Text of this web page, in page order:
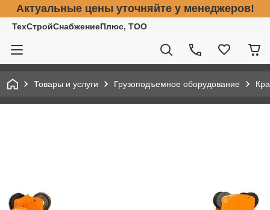
Актуальные цены уточняйте у менеджеров!
ТехСтройСнабжениеПлюс, ТОО
Товары и услуги Грузоподъемное оборудование